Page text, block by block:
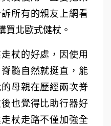
所有的親友上網看
買北歐式健杖。
杖的好處，因使用
髓自然就挺直，能
母親在歷經兩次脊
也覺得比助行器好
杖走路不僅加強全